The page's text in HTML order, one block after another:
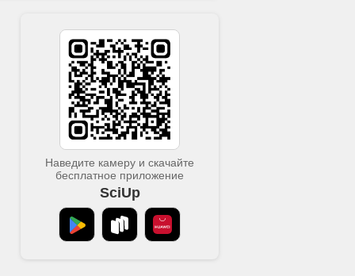
Наведите камеру и скачайте
бесплатное приложение
SciUp